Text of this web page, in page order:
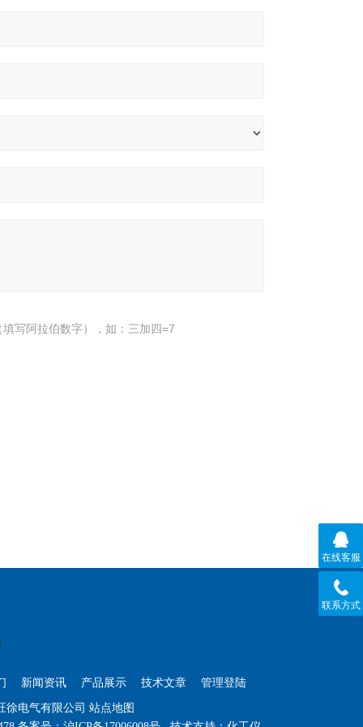
写阿拉伯数字），如：三加四=7
新闻资讯 产品展示 技术文章 管理登陆
徐电气有限公司 站点地图
在线客服
联系方式